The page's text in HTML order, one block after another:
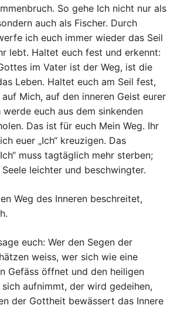
So gehe Ich nicht nur als
auch als Fischer. Durch
ich euch immer wieder das Seil
lebt. Haltet euch fest und erkennt:
im Vater ist der Weg, ist die
Leben. Haltet euch am Seil fest,
Mich, auf den inneren Geist eurer
werde euch aus dem sinkenden
Das ist für euch Mein Weg. Ihr
euer „Ich“ kreuzigen. Das
muss tagtäglich mehr sterben;
leichter und beschwingter.
Weg des Inneren beschreitet,
euch: Wer den Segen der
weiss, wer sich wie eine
Gefäss öffnet und den heiligen
aufnimmt, der wird gedeihen,
der Gottheit bewässert das Innere